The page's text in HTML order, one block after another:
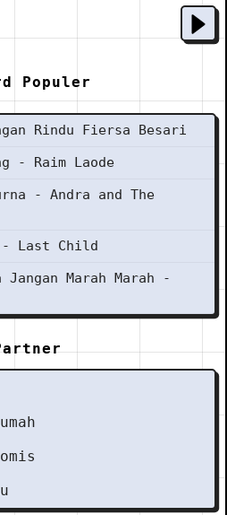
Populer
Rindu Fiersa Besari
- Raim Laode
- Andra and The
- Last Child
Marah Marah -